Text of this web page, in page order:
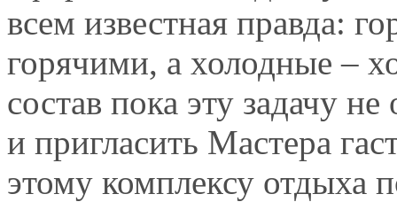
всем известная правда:
горячими, а холодные –
состав пока эту задачу
и пригласить Мастера
этому комплексу отдыха